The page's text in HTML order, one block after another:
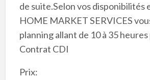
de suite.Selon vos disponibilités
HOME MARKET SERVICES
planning allant de 10 à 35 heures
Contrat CDI
Prix: